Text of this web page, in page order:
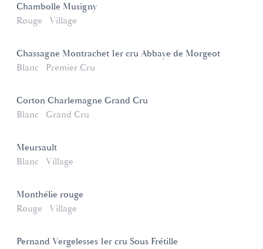
Chambolle Musigny
Rouge
Village
Chassagne Montrachet 1er cru Abbaye de Morgeot
Blanc
Premier Cru
Corton Charlemagne Grand Cru
Blanc
Grand Cru
Meursault
Blanc
Village
Monthélie rouge
Rouge
Village
Pernand Vergelesses 1er cru Sous Frétille